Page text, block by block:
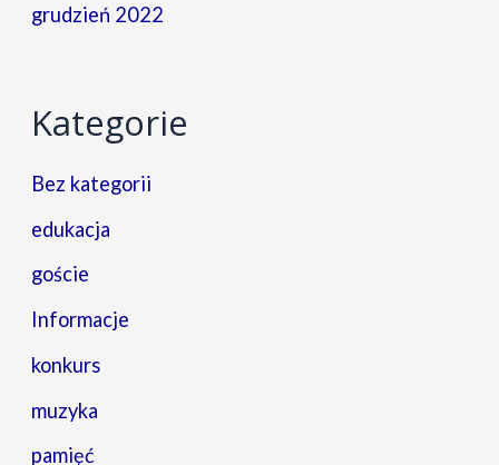
grudzień 2022
Kategorie
Bez kategorii
edukacja
goście
Informacje
konkurs
muzyka
pamięć